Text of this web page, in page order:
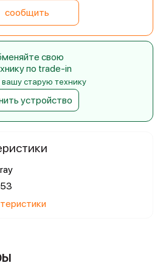
сообщить
свою
по trade-in
старую технику
устройство